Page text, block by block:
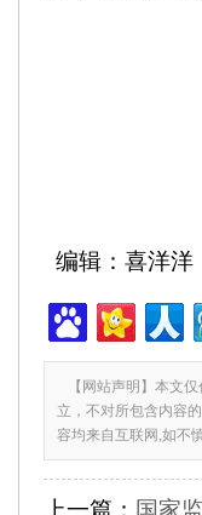
编辑：喜洋洋
【网站声明】本文仅
立，不对所包含内容
容均来自互联网,如不
上一篇： 国家